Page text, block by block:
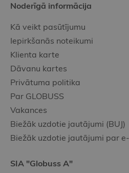
Noderīgā informācija
Kā veikt pasūtījumu
Iepirkšanās noteikumi
Klienta karte
Dāvanu kartes
Privātuma politika
Par GLOBUSS
Vakances
Biežāk uzdotie jautājumi (BUJ)
Biežāk uzdotie jautājumi par
SIA "Globuss A"